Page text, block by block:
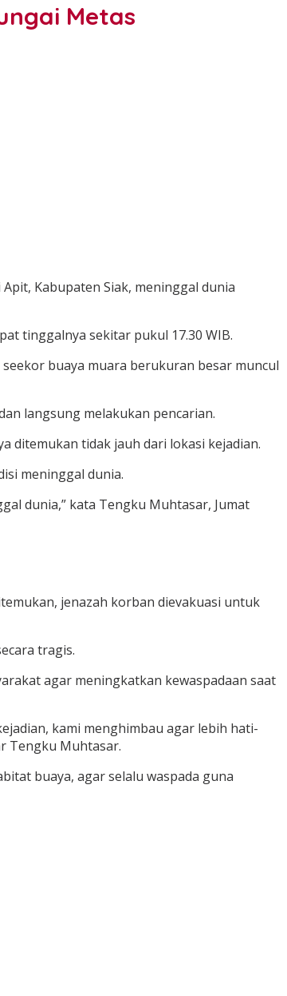
Metas
Kabupaten Siak, meninggal dunia
tinggalnya sekitar pukul 17.30 WIB.
buaya muara berukuran besar muncul
langsung melakukan pencarian.
ditemukan tidak jauh dari lokasi kejadian.
meninggal dunia.
dunia,” kata Tengku Muhtasar, Jumat
jenazah korban dievakuasi untuk
tragis.
agar meningkatkan kewaspadaan saat
kami menghimbau agar lebih hati-
Tengku Muhtasar.
buaya, agar selalu waspada guna